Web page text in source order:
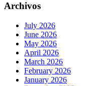
Archivos
July 2026
June 2026
May 2026
April 2026
March 2026
February 2026
January 2026